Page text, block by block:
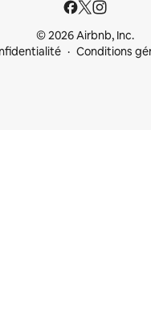
© 2026 Airbnb, Inc.
Conditions